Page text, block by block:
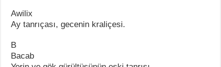
Awilix
Ay tanrıçası, gecenin kraliçesi.
B
Bacab